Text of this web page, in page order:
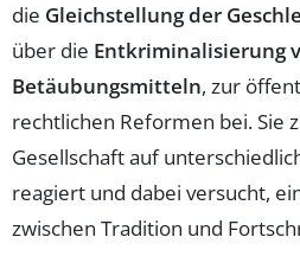
die Gleichstellung der
über die Entkriminalisierung
Betäubungsmitteln, zur
rechtlichen Reformen bei. Sie
Gesellschaft auf
reagiert und dabei versucht,
zwischen Tradition und